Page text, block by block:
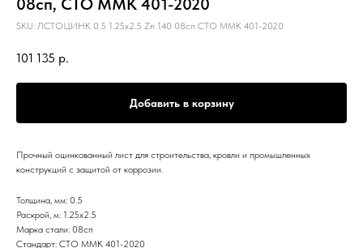
08сп, СТО ММК 401-2020
SKU: ЛСТОЦИНК 0.5 1.25х2.5 Zn 140 08сп СТО ММК 401-2020
101 135 р.
Добавить в корзину
Прочный оцинкованный лист для строительства, кровли и промышленных
конструкций с защитой от коррозии.
Толщина, мм: 0.5
Раскрой, м: 1.25х2.5
Марка стали: 08сп
Стандарт: СТО ММК 401-2020